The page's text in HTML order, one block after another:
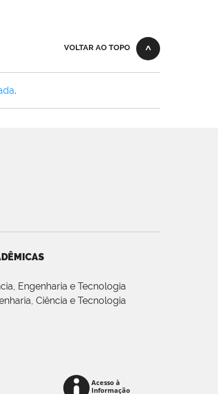
VOLTAR AO TOPO
.
Engenharia e Tecnologia
Ciência e Tecnologia